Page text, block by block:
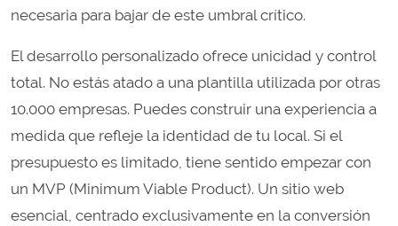
necesaria para bajar de este umbral crítico.
El desarrollo personalizado ofrece unicidad y control
total. No estás atado a una plantilla utilizada por otras
10.000 empresas. Puedes construir una experiencia a
medida que refleje la identidad de tu local. Si el
presupuesto es limitado, tiene sentido empezar con
un MVP (Minimum Viable Product). Un sitio web
esencial, centrado exclusivamente en la conversión